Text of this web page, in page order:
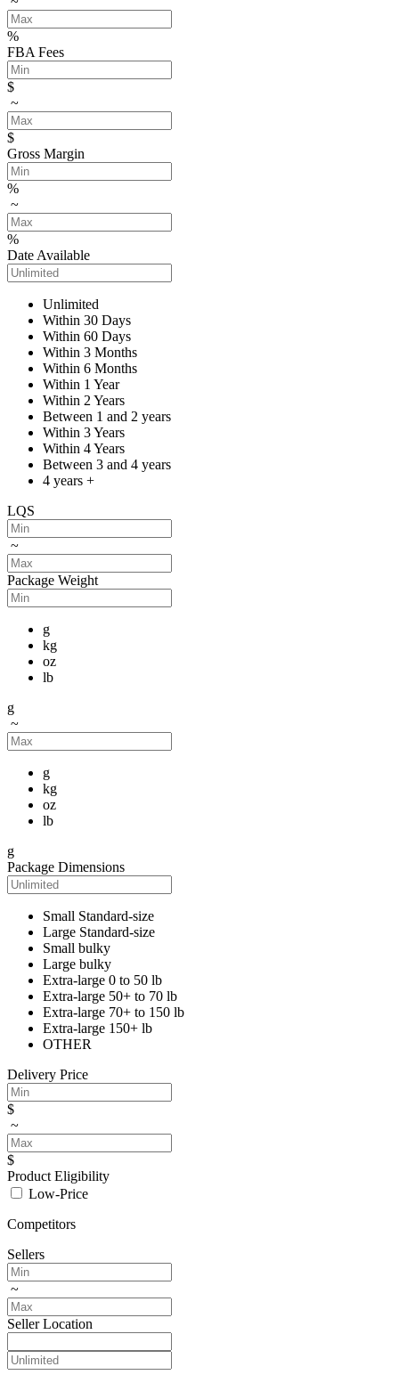
%
FBA Fees
$
~
$
Gross Margin
%
~
%
Date Available
Unlimited
Within 30 Days
Within 60 Days
Within 3 Months
Within 6 Months
Within 1 Year
Within 2 Years
Between 1 and 2 years
Within 3 Years
Within 4 Years
Between 3 and 4 years
4 years +
LQS
~
Package Weight
g
kg
oz
lb
g
~
g
kg
oz
lb
g
Package Dimensions
Small Standard-size
Large Standard-size
Small bulky
Large bulky
Extra-large 0 to 50 lb
Extra-large 50+ to 70 lb
Extra-large 70+ to 150 lb
Extra-large 150+ lb
OTHER
Delivery Price
$
~
$
Product Eligibility
Low-Price
Competitors
Sellers
~
Seller Location